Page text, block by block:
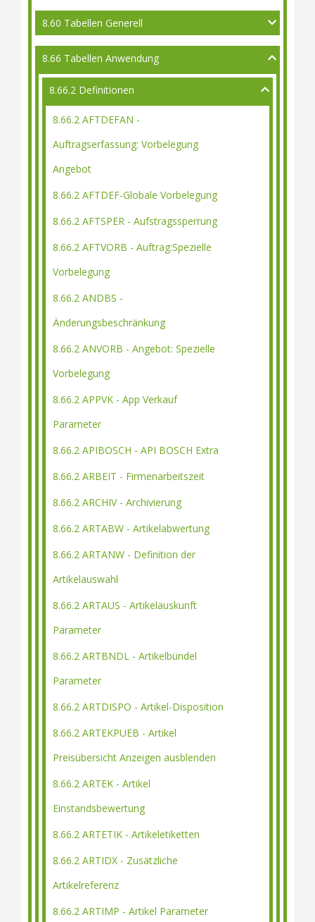
8.60 Tabellen Generell
8.66 Tabellen Anwendung
8.66.2 Definitionen
8.66.2 AFTDEFAN -
Auftragserfassung: Vorbelegung
Angebot
8.66.2 AFTDEF-Globale Vorbelegung
8.66.2 AFTSPER - Aufstragssperrung
8.66.2 AFTVORB - Auftrag:Spezielle
Vorbelegung
8.66.2 ANDBS -
Änderungsbeschränkung
8.66.2 ANVORB - Angebot: Spezielle
Vorbelegung
8.66.2 APPVK - App Verkauf
Parameter
8.66.2 APIBOSCH - API BOSCH Extra
8.66.2 ARBEIT - Firmenarbeitszeit
8.66.2 ARCHIV - Archivierung
8.66.2 ARTABW - Artikelabwertung
8.66.2 ARTANW - Definition der
Artikelauswahl
8.66.2 ARTAUS - Artikelauskunft
Parameter
8.66.2 ARTBNDL - Artikelbündel
Parameter
8.66.2 ARTDISPO - Artikel-Disposition
8.66.2 ARTEKPUEB - Artikel
Preisübersicht Anzeigen ausblenden
8.66.2 ARTEK - Artikel
Einstandsbewertung
8.66.2 ARTETIK - Artikeletiketten
8.66.2 ARTIDX - Zusätzliche
Artikelreferenz
8.66.2 ARTIMP - Artikel Parameter